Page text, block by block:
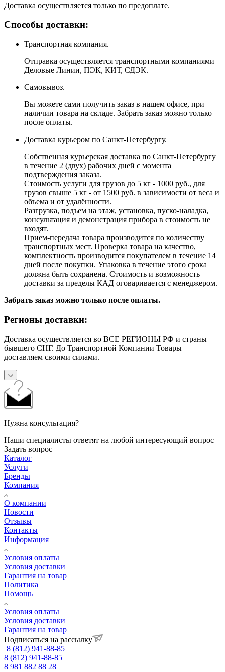
Доставка осуществляется только по предоплате.
Способы доставки:
Транспортная компания.
Отправка осуществляется транспортными компаниями
Деловые Линии, ПЭК, КИТ, СДЭК.
Самовывоз.
Вы можете сами получить заказ в нашем офисе, при
наличии товара на складе. Забрать заказ можно только
после оплаты.
Доставка курьером по Санкт-Петербургу.
Собственная курьерская доставка по Санкт-Петербургу
в течение 2 (двух) рабочих дней с момента
подтверждения заказа.
Стоимость услуги для грузов до 5 кг - 1000 руб., для
грузов свыше 5 кг - от 1500 руб. в зависимости от веса и
объема и от удалённости.
Разгрузка, подъем на этаж, установка, пуско-наладка,
консультация и демонстрация прибора в стоимость не
входят.
Прием-передача товара производится по количеству
транспортных мест. Проверка товара на качество,
комплектность производится покупателем в течение 14
дней после покупки. Упаковка в течение этого срока
должна быть сохранена. Стоимость и возможность
доставки за пределы КАД оговаривается с менеджером.
Забрать заказ можно только после оплаты.
Регионы доставки:
Доставка осуществляется во ВСЕ РЕГИОНЫ РФ и страны
бывшего СНГ. До Транспортной Компании Товары
доставляем своими силами.
Нужна консультация?
Наши специалисты ответят на любой интересующий вопрос
Задать вопрос
Каталог
Услуги
Бренды
Компания
О компании
Новости
Отзывы
Контакты
Информация
Условия оплаты
Условия доставки
Гарантия на товар
Политика
Помощь
Условия оплаты
Условия доставки
Гарантия на товар
Подписаться на рассылку
8 (812) 941-88-85
8 (812) 941-88-85
8 981 882 88 28